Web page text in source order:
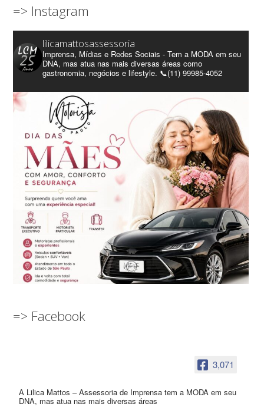
=> Instagram
lilicamattosassessoria
Imprensa, Mídias e Redes Sociais - Tem a MODA em seu
DNA, mas atua nas mais diversas áreas como
gastronomia, negócios e lifestyle. 📞(11) 99985-4052
=> Facebook
3,071
A Lilica Mattos – Assessoria de Imprensa tem a MODA em seu
DNA, mas atua nas mais diversas áreas